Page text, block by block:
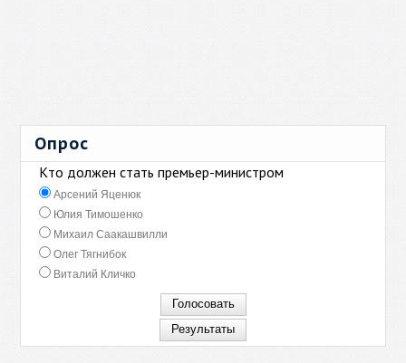
Опрос
Кто должен стать премьер-министром
Арсений Яценюк
Юлия Тимошенко
Михаил Саакашвилли
Олег Тягнибок
Виталий Кличко